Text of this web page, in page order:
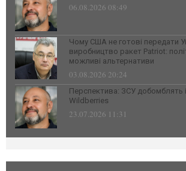
06.08.2026 08:49
Чому США не готові передати
виробництво ракет Patriot:
можливі альтернативи
03.08.2026 20:24
Перспектива: ЗСУ добомблять і
Wildberries
23.07.2026 11:31